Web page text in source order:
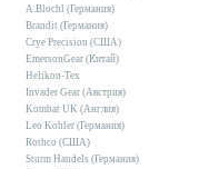
A.Blochl (Германия)
Brandit (Германия)
Crye Precision (США)
EmersonGear (Китай)
Helikon-Tex
Invader Gear (Австрия)
Kombat UK (Англия)
Leo Kohler (Германия)
Rothco (США)
Sturm Handels (Германия)